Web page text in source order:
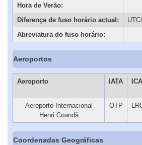
Hora de Verão:
Diferença de fuso horário actual:
Abreviatura do fuso horário:
Aeroportos
Aeroporto IATA
Aeroporto Internacional
Henri Coandă
OTP
Coordenadas Geográficas